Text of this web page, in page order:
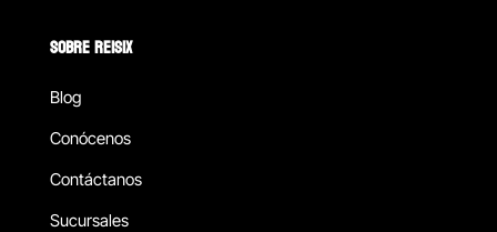
SOBRE REISIX
Blog
Conócenos
Contáctanos
Sucursales